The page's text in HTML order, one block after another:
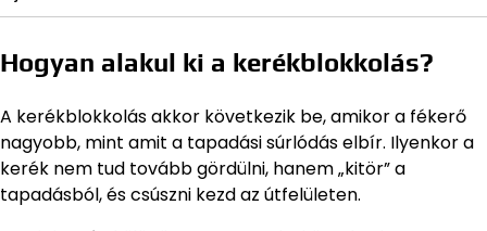
Hogyan alakul ki a kerékblokkolás?
A kerékblokkolás akkor következik be, amikor a fékerő
nagyobb, mint amit a tapadási súrlódás elbír. Ilyenkor a
kerék nem tud tovább gördülni, hanem „kitör” a
tapadásból, és csúszni kezd az útfelületen.